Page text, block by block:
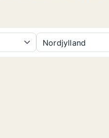
Nordjylland